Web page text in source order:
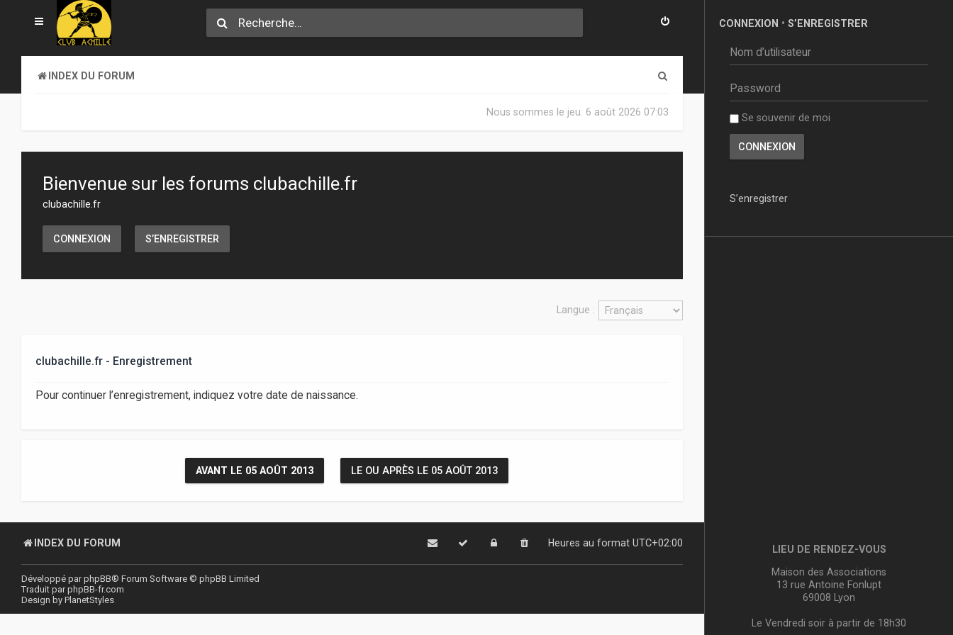
INDEX DU FORUM
Nous sommes le jeu. 6 août 2026 07:03
Bienvenue sur les forums clubachille.fr
clubachille.fr
CONNEXION S’ENREGISTRER
Langue :
clubachille.fr - Enregistrement
Pour continuer l’enregistrement, indiquez votre date de naissance.
AVANT LE 05 AOÛT 2013 LE OU APRÈS LE 05 AOÛT 2013
INDEX DU FORUM Heures au format UTC+02:00
Développé parphpBB® Forum Software © phpBB Limited
Traduit parphpBB-fr.com
Design by PlanetStyles
CONNEXION • S’ENREGISTRER
Se souvenir de moi
S’enregistrer
LIEU DE RENDEZ-VOUS
Maison des Associations
13 rue Antoine Fonlupt
69008 Lyon
Le Vendredi soir à partir de 18h30